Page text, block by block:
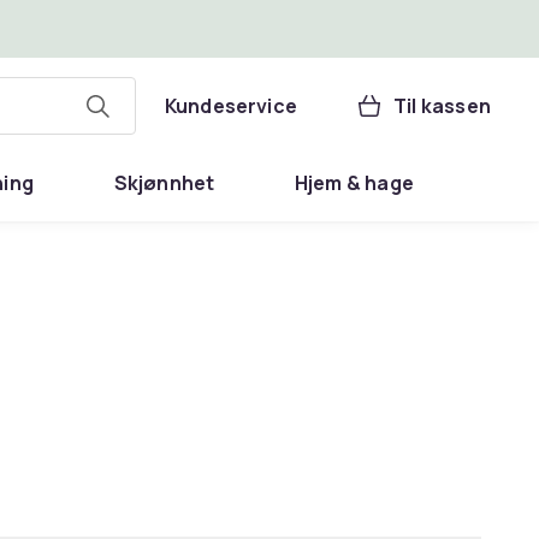
Kundeservice Til kassen
Skjønnhet Hjem & hage